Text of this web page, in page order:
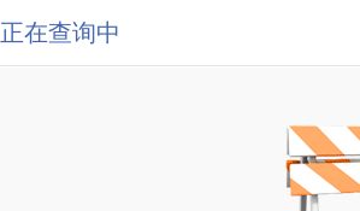
正在查询中